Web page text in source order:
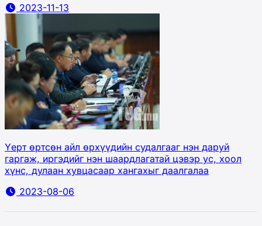
2023-11-13
Үерт өртсөн айл өрхүүдийн судалгааг нэн даруй
гаргаж, иргэдийг нэн шаардлагатай цэвэр ус, хоол
хүнс, дулаан хувцасаар хангахыг даалгалаа
2023-08-06